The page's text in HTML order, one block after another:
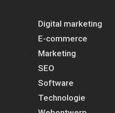
Digital marketing
E-commerce
Marketing
SEO
Software
Technologie